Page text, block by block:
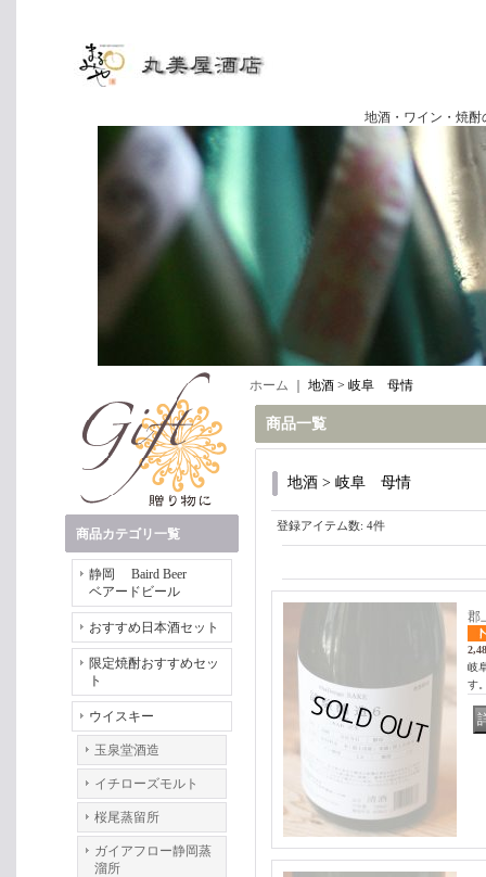
地酒・ワイン・焼酎の専門店
商品カテゴリ一覧
静岡 Baird Beer
ベアードビール
おすすめ日本酒セット
限定焼酎おすすめセッ
ト
ウイスキー
玉泉堂酒造
イチローズモルト
桜尾蒸留所
ガイアフロー静岡蒸
溜所
ホーム 地酒 > 岐阜 母情
商品一覧
地酒 > 岐阜 母情
登録アイテム数: 4件
郡
岐
す